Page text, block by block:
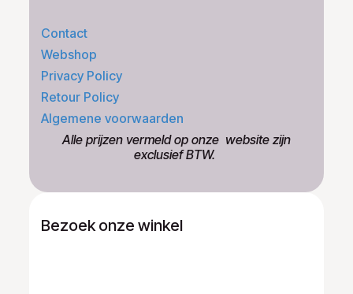
Contact
Webshop
Privacy Policy
Retour Policy
Algemene voorwaarden
​Alle prijzen vermeld op onze ​website zijn
exclusief BTW.
Bezoek onze winkel